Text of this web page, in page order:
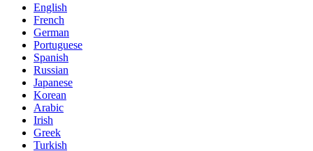
English
French
German
Portuguese
Spanish
Russian
Japanese
Korean
Arabic
Irish
Greek
Turkish